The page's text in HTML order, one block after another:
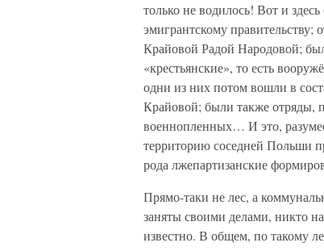
только не водилось! Вот и
эмигрантскому
Крайовой Радой Народовой;
«крестьянские», то есть
одни из них потом вошли в
Крайовой; были также отряды,
военнопленных… И это,
территорию соседней Польши
рода лжепартизанские
Прямо-таки не лес, а
заняты своими делами, никто
известно. В общем, по такому